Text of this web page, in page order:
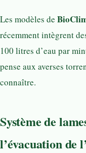
Les modèles de
récemment intègrent
100 litres d’eau par
pense aux averses
connaître.
Système de
l’évacuation de